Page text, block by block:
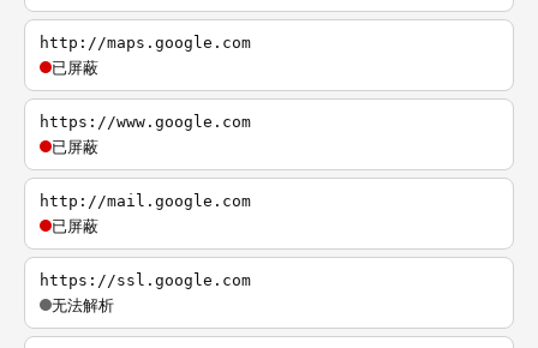
http://maps.google.com
已屏蔽
https://www.google.com
已屏蔽
http://mail.google.com
已屏蔽
https://ssl.google.com
无法解析